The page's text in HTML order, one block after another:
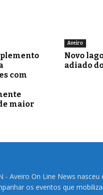
com
maior
Aveiro
Novo
adiado
- Aveiro On Line News
os eventos que